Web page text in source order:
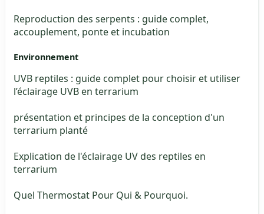
Reproduction des serpents : guide complet,
accouplement, ponte et incubation
Environnement
UVB reptiles : guide complet pour choisir et utiliser
l’éclairage UVB en terrarium
présentation et principes de la conception d'un
terrarium planté
Explication de l'éclairage UV des reptiles en
terrarium
Quel Thermostat Pour Qui & Pourquoi.